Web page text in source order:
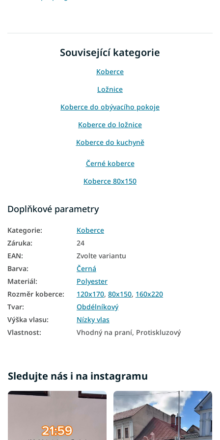
Související kategorie
Koberce
Ložnice
Koberce do obývacího pokoje
Koberce do ložnice
Koberce do kuchyně
Černé koberce
Koberce 80x150
Koberce 160x220
Doplňkové parametry
Kategorie:
Koberce
Záruka:
24
EAN:
Zvolte variantu
Barva:
Černá
Materiál:
Polyester
Rozměr koberce: 120x170, 80x150, 160x220
Tvar:
Obdélníkový
Výška vlasu:
Nízky vlas
Vlastnost: Vhodný na praní, Protiskluzový
Sledujte nás i na instagramu